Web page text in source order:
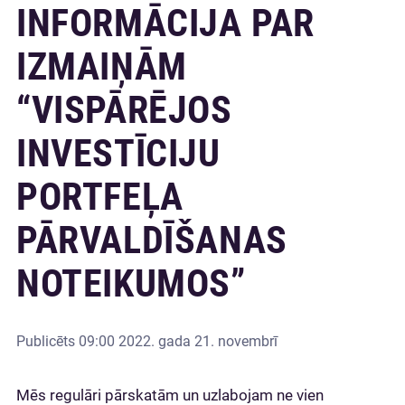
INFORMĀCIJA PAR
IZMAIŅĀM
“VISPĀRĒJOS
INVESTĪCIJU
PORTFEĻA
PĀRVALDĪŠANAS
NOTEIKUMOS”
Publicēts 09:00 2022. gada 21. novembrī
Mēs regulāri pārskatām un uzlabojam ne vien